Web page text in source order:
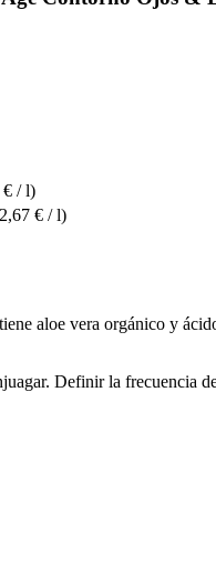
€ / l)
€ / l)
aloe vera orgánico y
Definir la frecuencia